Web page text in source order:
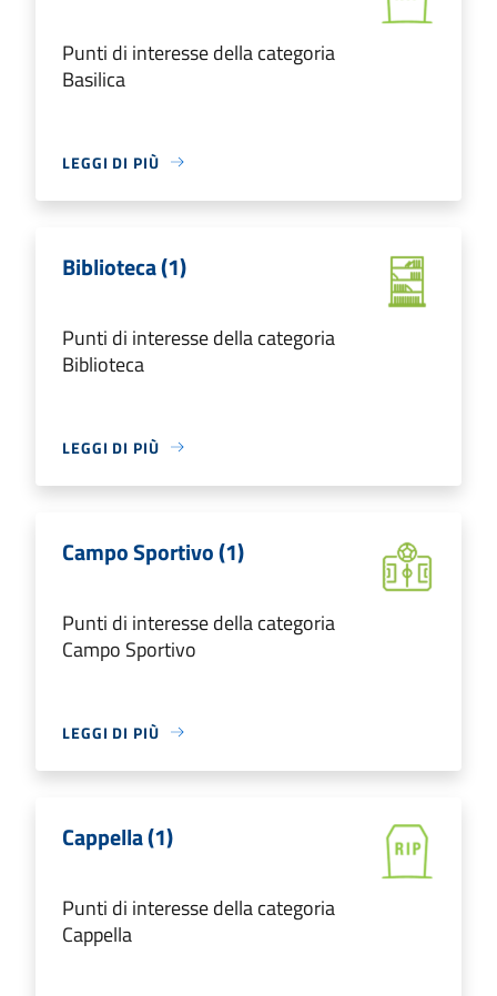
Punti di interesse della categoria
Basilica
LEGGI DI PIÙ
Biblioteca (1)
Punti di interesse della categoria
Biblioteca
LEGGI DI PIÙ
Campo Sportivo (1)
Punti di interesse della categoria
Campo Sportivo
LEGGI DI PIÙ
Cappella (1)
Punti di interesse della categoria
Cappella